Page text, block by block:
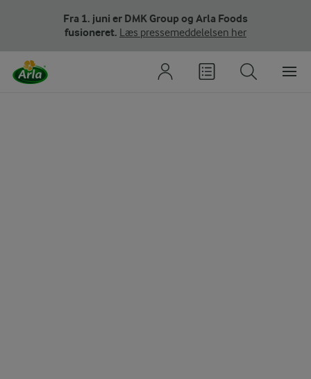
Fra 1. juni er DMK Group og Arla Foods
fusioneret. Læs pressemeddelelsen her